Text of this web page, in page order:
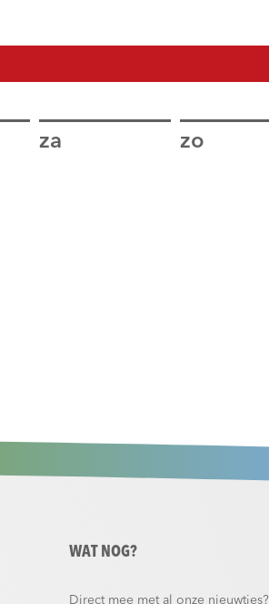
za zo
WAT NOG?
Direct mee met al onze nieuwtjes?